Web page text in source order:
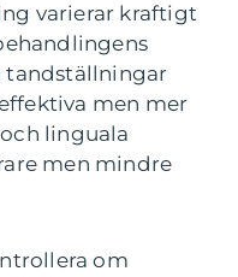
varierar kraftigt
tandställningar
men mer
linguala
men mindre
om